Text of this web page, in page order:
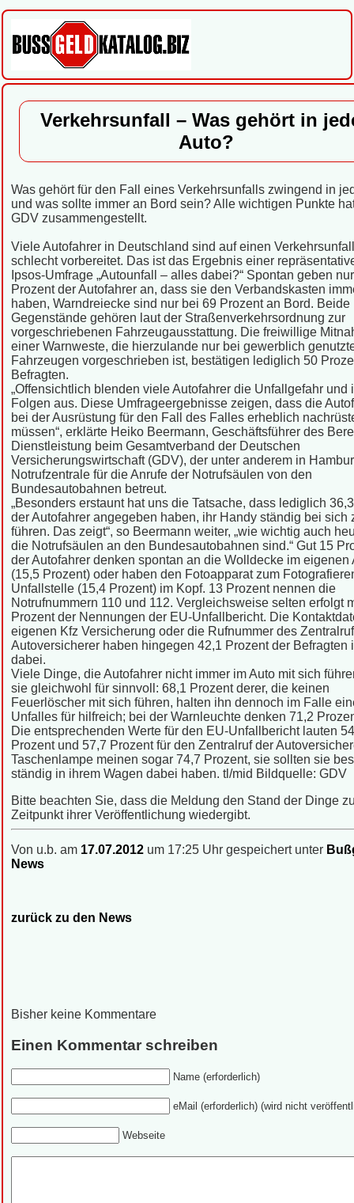
Verkehrsunfall – Was gehört in
Auto?
Was gehört für den Fall eines Verkehrsunfalls zwingend in
und was sollte immer an Bord sein? Alle wichtigen Punkte
GDV zusammengestellt.
Viele Autofahrer in Deutschland sind auf einen Verkehrsunfall
schlecht vorbereitet. Das ist das Ergebnis einer
Ipsos-Umfrage „Autounfall – alles dabei?“ Spontan geben
Prozent der Autofahrer an, dass sie den Verbandskasten
haben, Warndreiecke sind nur bei 69 Prozent an Bord. Beide
Gegenstände gehören laut der Straßenverkehrsordnung zur
vorgeschriebenen Fahrzeugausstattung. Die freiwillige
einer Warnweste, die hierzulande nur bei gewerblich
Fahrzeugen vorgeschrieben ist, bestätigen lediglich 50
Befragten.
„Offensichtlich blenden viele Autofahrer die Unfallgefahr und
Folgen aus. Diese Umfrageergebnisse zeigen, dass die
bei der Ausrüstung für den Fall des Falles erheblich
müssen“, erklärte Heiko Beermann, Geschäftsführer des
Dienstleistung beim Gesamtverband der Deutschen
Versicherungswirtschaft (GDV), der unter anderem in
Notrufzentrale für die Anrufe der Notrufsäulen von den
Bundesautobahnen betreut.
„Besonders erstaunt hat uns die Tatsache, dass lediglich
der Autofahrer angegeben haben, ihr Handy ständig bei sich
führen. Das zeigt“, so Beermann weiter, „wie wichtig auch
die Notrufsäulen an den Bundesautobahnen sind.“ Gut 15
der Autofahrer denken spontan an die Wolldecke im eigenen
(15,5 Prozent) oder haben den Fotoapparat zum
Unfallstelle (15,4 Prozent) im Kopf. 13 Prozent nennen die
Notrufnummern 110 und 112. Vergleichsweise selten erfolgt
Prozent der Nennungen der EU-Unfallbericht. Die
eigenen Kfz Versicherung oder die Rufnummer des
Autoversicherer haben hingegen 42,1 Prozent der Befragten
dabei.
Viele Dinge, die Autofahrer nicht immer im Auto mit sich
sie gleichwohl für sinnvoll: 68,1 Prozent derer, die keinen
Feuerlöscher mit sich führen, halten ihn dennoch im Falle
Unfalles für hilfreich; bei der Warnleuchte denken 71,2
Die entsprechenden Werte für den EU-Unfallbericht lauten
Prozent und 57,7 Prozent für den Zentralruf der
Taschenlampe meinen sogar 74,7 Prozent, sie sollten sie
ständig in ihrem Wagen dabei haben. tl/mid Bildquelle: GDV
Bitte beachten Sie, dass die Meldung den Stand der Dinge
Zeitpunkt ihrer Veröffentlichung wiedergibt.
Von u.b. am 17.07.2012 um 17:25 Uhr gespeichert unter
News
zurück zu den News
Bisher keine Kommentare
Einen Kommentar schreiben
Name (erforderlich)
eMail (erforderlich) (wird nicht
Webseite